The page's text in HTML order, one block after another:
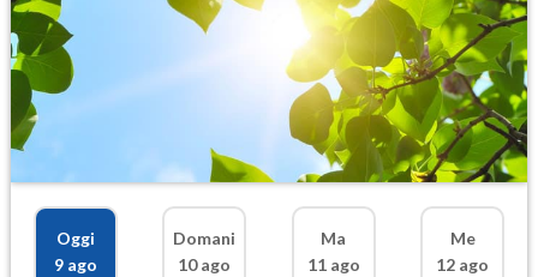
Oggi
9 ago
Domani
10 ago
Ma
11 ago
Me
12 ago